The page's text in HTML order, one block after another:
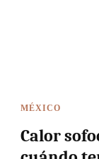
MÉXICO
Calor